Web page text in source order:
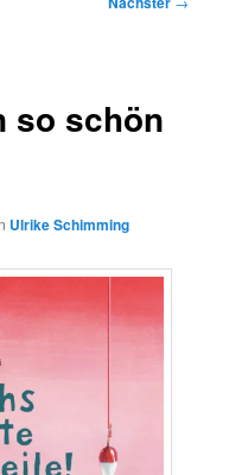
so schön
Ulrike Schimming